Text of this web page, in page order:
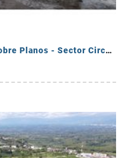
Se Venden Casas Campestres Sobre Planos - Sector Circasia